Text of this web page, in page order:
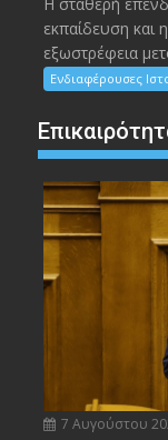
εκπαίδευση και
εξωστρέφεια
Ενδιαφέρουσες
7 Αυγούστου